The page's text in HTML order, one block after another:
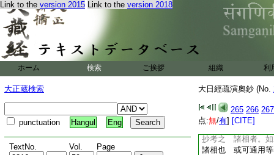
Link to the version 2015 Link to the version 2018
ホーム 検索 ご挨拶 組織 利
大正蔵検索
punctuation Hangul Eng
TextNo. Vol. Page
大日經疏演奧鈔 (No.
265 266 267
点:無/有] [CITE]
眞言。自嚴身尤善
之。肉髻眞言無之
圓光眞言。不説肉
字爲如髻
明珠。置之於頂上
髻歟。私案。當品
二十
六左 譯爲髻。圓城
亦名
肉髻 云云 已上 肉髻
地經軌所説。頂髮
抄考之 諸相者。如
諸相也 或可通用等